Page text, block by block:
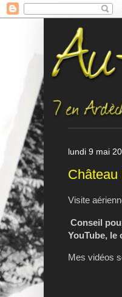
lundi 9 mai
Château
Visite
Conseil
YouTube, le
Mes vidéos